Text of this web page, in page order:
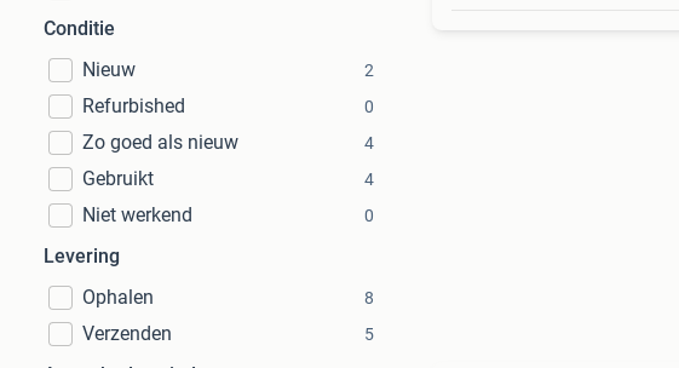
Conditie
Nieuw
2
Refurbished 0
Zo goed als nieuw 4
Gebruikt 4
Niet werkend 0
Levering
Ophalen
8
Verzenden 5